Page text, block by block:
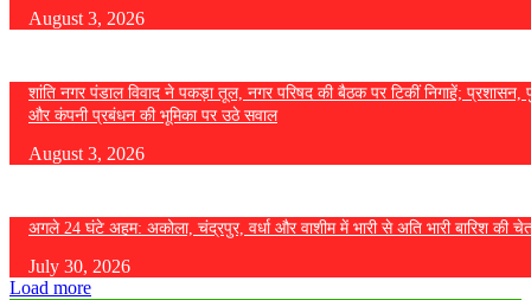
August 3, 2026
शांति नगर पंडाल विवाद ने पकड़ा तूल, नगर परिषद की बैठक पर टिकीं निगाहें; प्रशासन,
और कंपनी प्रबंधन की भूमिका पर उठे सवाल
August 3, 2026
अगले 24 घंटे अहम: अकोला, चंद्रपुर, वर्धा और वाशीम में भारी से अति भारी बारिश की
July 30, 2026
Load more